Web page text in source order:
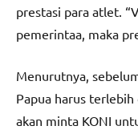
prestasi para atlet.
pemerintaa, maka
Menurutnya,
Papua harus
akan minta KONI